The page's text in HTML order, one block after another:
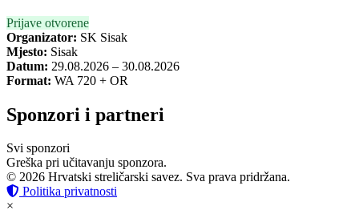
Prijave otvorene
Organizator: SK Sisak
Mjesto: Sisak
Datum: 29.08.2026 – 30.08.2026
Format: WA 720 + OR
Sponzori i partneri
Svi sponzori
Greška pri učitavanju sponzora.
© 2026 Hrvatski streličarski savez. Sva prava pridržana.
Politika privatnosti
×